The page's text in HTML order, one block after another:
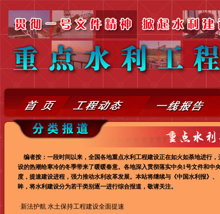
编者按：一段时间以来，全国各地重点水利工程建设正在如火如荼地进行
设的热潮给寒冷的冬季带来了暖暖春意。各地深入贯彻落实中央1号文件和中
度，提速建设进程，强力推动水利改革发展。本站将继续与《中国水利报》
眸，将水利建设分为若干类别逐一进行综合报道，敬请关注。
·新法护航 水土保持工程建设全面提速